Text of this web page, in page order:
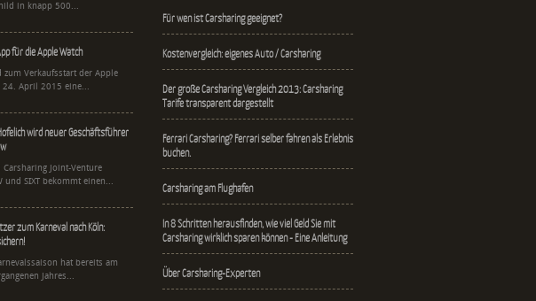
in knapp 500...
für die Apple Watch
zum Verkaufsstart der Apple
24. April 2015 eine...
wird neuer Geschäftsführer
Carsharing Joint-Venture
und SIXT bekommt einen...
zum Karneval nach Köln:
hat bereits am
Jahres...
Für wen ist Carsharing geeignet?
Kostenvergleich: eigenes Auto / Carsharing
Der große Carsharing Vergleich 2013: Carsharing
Tarife transparent dargestellt
Ferrari Carsharing? Ferrari selber fahren als Erlebnis
buchen.
Carsharing am Flughafen
In 8 Schritten herausfinden, wie viel Geld Sie mit
Carsharing wirklich sparen können - Eine Anleitung
Über Carsharing-Experten